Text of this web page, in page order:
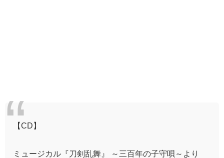
【CD】
ミュージカル『刀剣乱舞』 ～三百年の子守唄～より